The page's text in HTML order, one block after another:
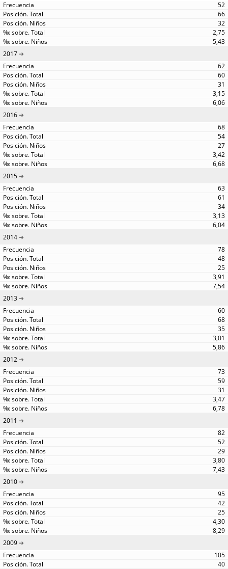
52
66
32
2,75
5,43
2017
62
60
31
3,15
6,06
2016
68
54
27
3,42
6,68
2015
63
61
34
3,13
6,04
2014
78
48
25
3,91
7,54
2013
60
68
35
3,01
5,86
2012
73
59
31
3,47
6,78
2011
82
52
29
3,80
7,43
2010
95
42
25
4,30
8,29
2009
105
40